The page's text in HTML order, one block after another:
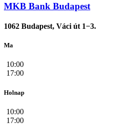
MKB Bank Budapest
1062 Budapest, Váci út 1−3.
Ma
10:00
17:00
Holnap
10:00
17:00